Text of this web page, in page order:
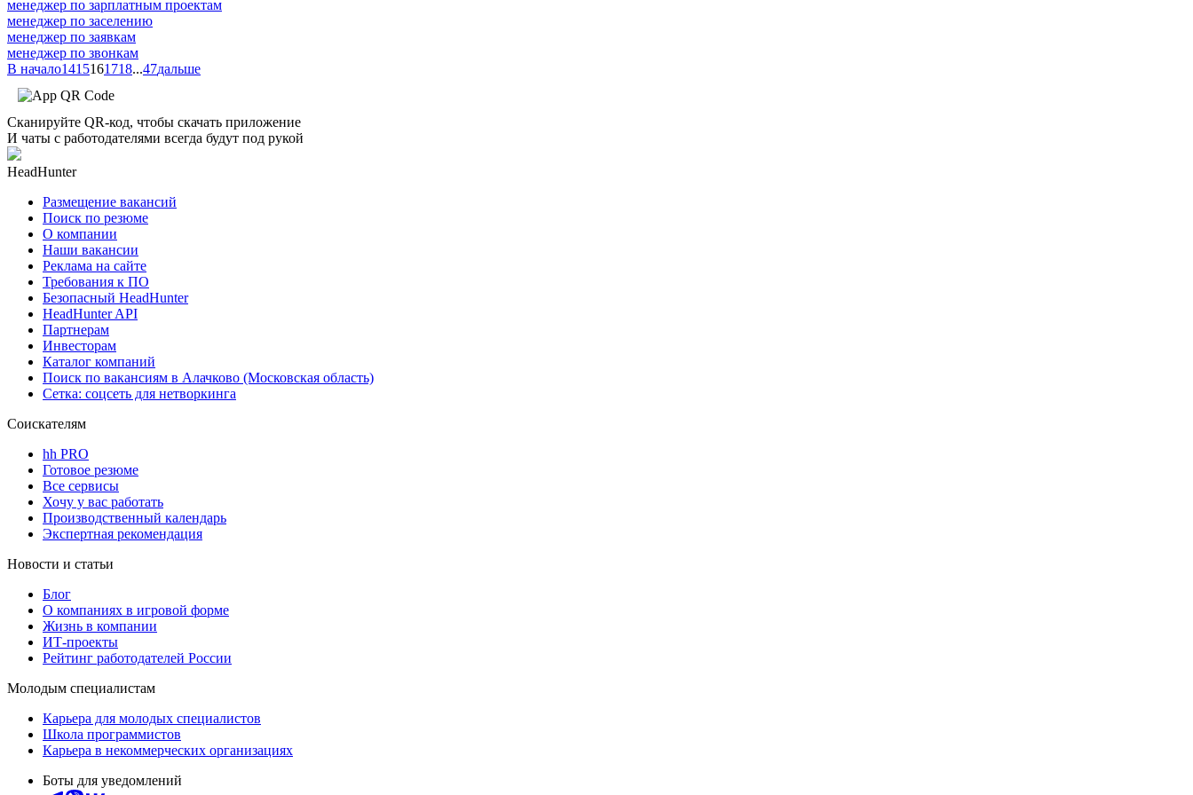
менеджер по зарплатным проектам
менеджер по заселению
менеджер по заявкам
менеджер по звонкам
В начало1415161718...47дальше
Сканируйте QR-код, чтобы скачать приложение
И чаты с работодателями всегда будут под рукой
HeadHunter
Размещение вакансий
Поиск по резюме
О компании
Наши вакансии
Реклама на сайте
Требования к ПО
Безопасный HeadHunter
HeadHunter API
Партнерам
Инвесторам
Каталог компаний
Поиск по вакансиям в Алачково (Московская область)
Сетка: соцсеть для нетворкинга
Соискателям
hh PRO
Готовое резюме
Все сервисы
Хочу у вас работать
Производственный календарь
Экспертная рекомендация
Новости и статьи
Блог
О компаниях в игровой форме
Жизнь в компании
ИТ-проекты
Рейтинг работодателей России
Молодым специалистам
Карьера для молодых специалистов
Школа программистов
Карьера в некоммерческих организациях
Боты для уведомлений